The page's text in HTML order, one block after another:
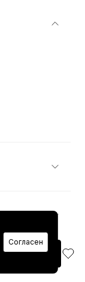
Согласен